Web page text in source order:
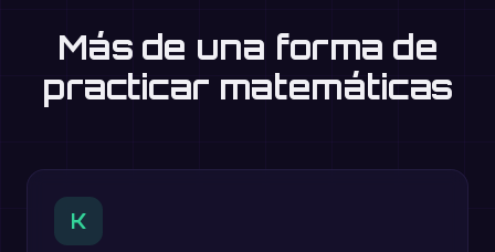
Más de una forma de
practicar matemáticas
K